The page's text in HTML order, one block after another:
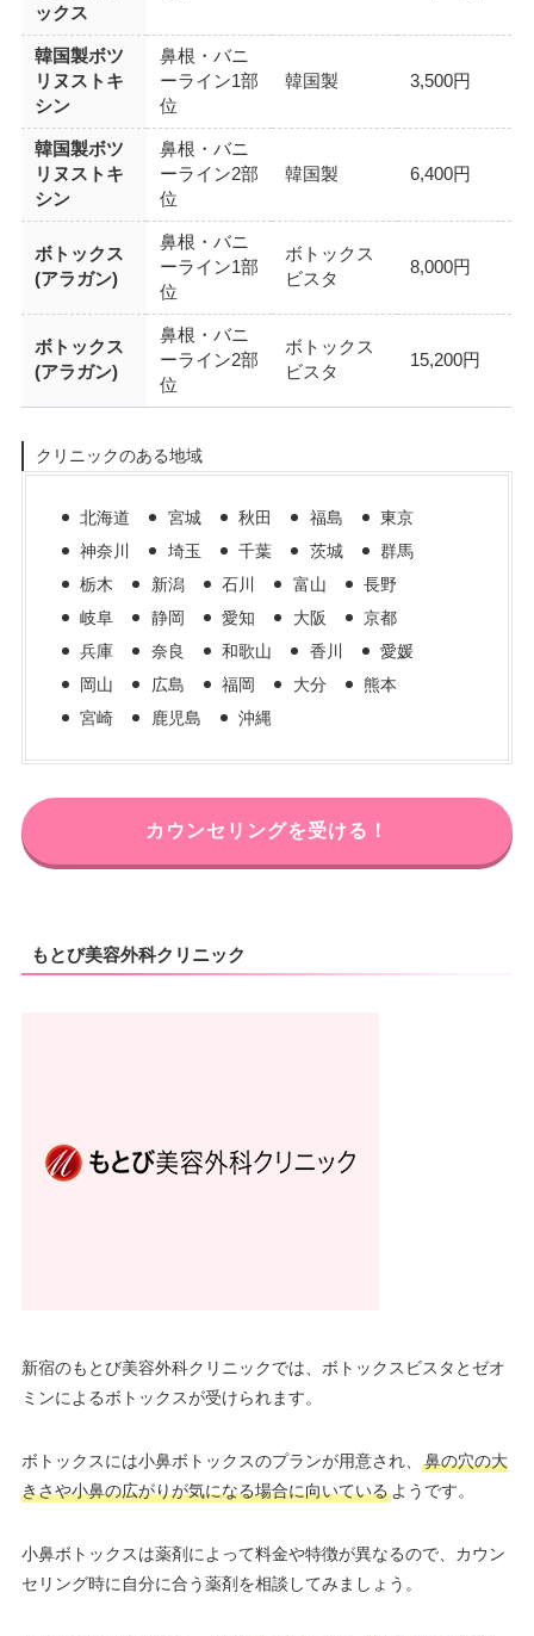
ックス
韓国製ボツ
リヌストキ
シン
鼻根・バニ
ーライン1部
位
韓国製 3,500円
韓国製ボツ
リヌストキ
シン
鼻根・バニ
ーライン2部
位
韓国製 6,400円
ボトックス
(アラガン)
鼻根・バニ
ーライン1部
位
ボトックス
ビスタ
8,000円
ボトックス
(アラガン)
鼻根・バニ
ーライン2部
位
ボトックス
ビスタ
15,200円
クリニックのある地域
北海道 宮城 秋田 福島
東京
神奈川
埼玉 千葉 茨城
群馬
栃木
新潟 石川 富山
長野
岐阜
静岡 愛知 大阪
京都
兵庫
奈良 和歌山 香川
愛媛
岡山
広島 福岡 大分
熊本
宮崎
鹿児島 沖縄
カウンセリングを受ける！
もとび美容外科クリニック
新宿のもとび美容外科クリニックでは、ボトックスビスタとゼオ
ミンによるボトックスが受けられます。
ボトックスには小鼻ボトックスのプランが用意され、
鼻の穴の大
きさや小鼻の広がりが気になる場合に向いているようです。
小鼻ボトックスは薬剤によって料金や特徴が異なるので、カウン
セリング時に自分に合う薬剤を相談してみましょう。